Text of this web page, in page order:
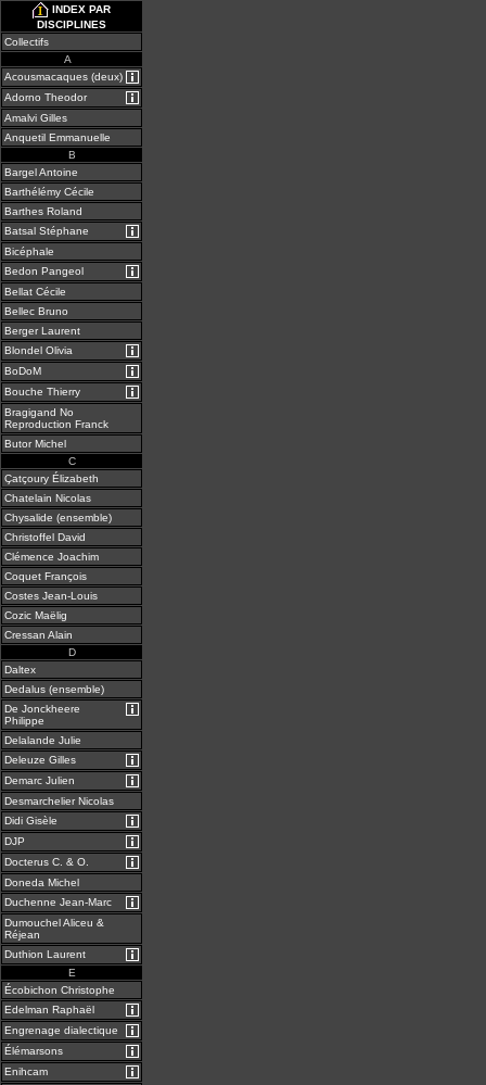
INDEX PAR
DISCIPLINES
Collectifs
A
Acousmacaques (deux)
Adorno Theodor
Amalvi Gilles
Anquetil Emmanuelle
B
Bargel Antoine
Barthélémy Cécile
Barthes Roland
Batsal Stéphane
Bicéphale
Bedon Pangeol
Bellat Cécile
Bellec Bruno
Berger Laurent
Blondel Olivia
BoDoM
Bouche Thierry
Bragigand No
Reproduction Franck
Butor Michel
C
Çatçoury Élizabeth
Chatelain Nicolas
Chysalide (ensemble)
Christoffel David
Clémence Joachim
Coquet François
Costes Jean-Louis
Cozic Maëlig
Cressan Alain
D
Daltex
Dedalus (ensemble)
De Jonckheere
Philippe
Delalande Julie
Deleuze Gilles
Demarc Julien
Desmarchelier Nicolas
Didi Gisèle
DJP
Docterus C. & O.
Doneda Michel
Duchenne Jean-Marc
Dumouchel Aliceu &
Réjean
Duthion Laurent
E
Écobichon Christophe
Edelman Raphaël
Engrenage dialectique
Élémarsons
Enihcam